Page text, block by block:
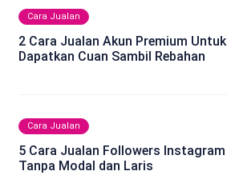
Cara Jualan
2 Cara Jualan Akun Premium Untuk
Dapatkan Cuan Sambil Rebahan
Cara Jualan
5 Cara Jualan Followers Instagram
Tanpa Modal dan Laris